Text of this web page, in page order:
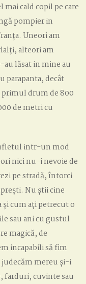
cald copil pe care
pompier in
Uneori am
alteori am
au lăsat in mine au
parapanta, decât
primul drum de 800
de metri cu
intr-un mod
nici nu-i nevoie de
pe stradă, întorci
Nu știi cine
și cum ați petrecut o
sau ani cu gustul
magică, de
incapabili să fim
mereu și-i
farduri, cuvinte sau